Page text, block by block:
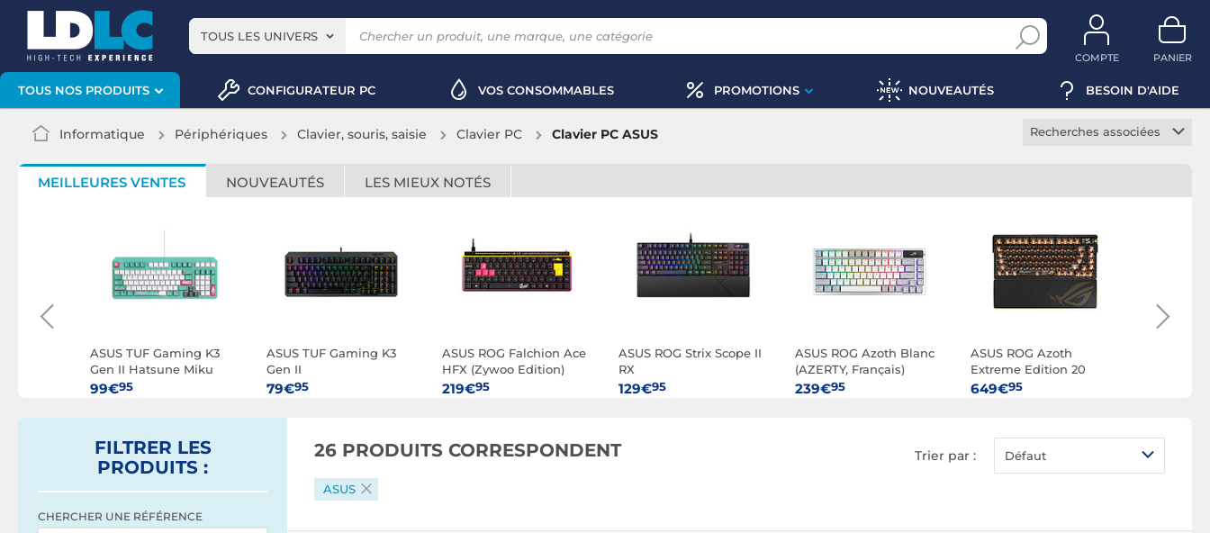
TOUS LES UNIVERS
COMPTE PANIER
TOUS NOS PRODUITS CONFIGURATEUR PC VOS CONSOMMABLES PROMOTIONS NOUVEAUTÉS BESOIN D'AIDE
Informatique Périphériques Clavier, souris, saisie Clavier PC Clavier PC ASUS
Recherches associées
Clavier méca-membrane
Clavier TKL
Clavier chiclet
Clavier bureautique
Clavier rétroéclairé
MEILLEURES VENTES NOUVEAUTÉS LES MIEUX NOTÉS
ASUS TUF Gaming K3
Gen II Hatsune Miku
Edition
99€95
ASUS TUF Gaming K3
Gen II
79€95
ASUS ROG Falchion Ace
HFX (Zywoo Edition)
219€95
ASUS ROG Strix Scope II
RX
129€95
ASUS ROG Azoth Blanc
(AZERTY, Français)
239€95
ASUS ROG Azoth
Extreme Edition 20
(AZERTY, Français)
649€95
FILTRER LES
PRODUITS :
CHERCHER UNE RÉFÉRENCE
26 PRODUITS CORRESPONDENT Trier par : Défaut
ASUS